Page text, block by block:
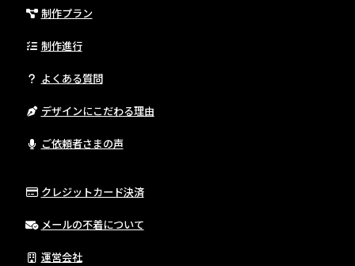
制作プラン
制作進行
よくある質問
デザインにこだわる理由
ご依頼者さまの声
クレジットカード決済
メールの不着について
運営会社